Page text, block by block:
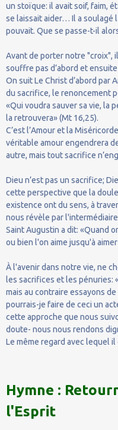
un stoïque: il avait soif, faim,
se laissait aider… Il a soulagé
pouvait. Que se passe-t-il
Avant de porter notre "croix",
souffre pas d’abord et
On suit Le Christ d’abord par
du sacrifice, le renoncement
«Qui voudra sauver sa vie, la
la retrouvera» (Mt 16,25).
C’est l’Amour et la
véritable amour engendrera
autre, mais tout sacrifice
Dieu n’est pas un sacrifice;
cette perspective que la
existence ont du sens, à
nous révèle par
Saint Augustin a dit: «Quand
ou bien l'on aime jusqu'à
À l'avenir dans notre vie, ne
les sacrifices et les pénuries:
mais au contraire essayons
pourrais-je faire de ceci un
cette approche que nous
doute- nous nous rendons
Le même regard avec lequel
Hymne :
l'Esprit